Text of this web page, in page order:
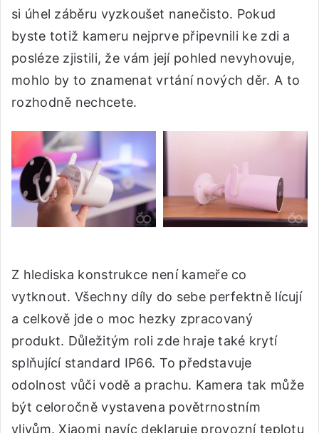
si úhel záběru vyzkoušet nanečisto. Pokud
byste totiž kameru nejprve připevnili ke zdi a
posléze zjistili, že vám její pohled nevyhovuje,
mohlo by to znamenat vrtání nových děr. A to
rozhodně nechcete.
Z hlediska konstrukce není kameře co
vytknout. Všechny díly do sebe perfektně lícují
a celkově jde o moc hezky zpracovaný
produkt. Důležitým roli zde hraje také krytí
splňující standard IP66. To představuje
odolnost vůči vodě a prachu. Kamera tak může
být celoročně vystavena povětrnostním
vlivům. Xiaomi navíc deklaruje provozní teplotu